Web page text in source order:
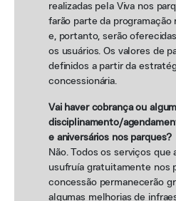
realizadas pela Viva nos
farão parte da programação
e, portanto, serão
os usuários. Os valores de
definidos a partir da
concessionária.
Vai haver cobrança ou
disciplinamento/
e aniversários nos parques?
Não. Todos os serviços que
usufruía gratuitamente nos
concessão permanecerão
algumas melhorias de